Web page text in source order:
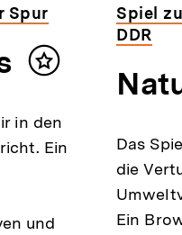
Spur
Inhalt
in den
Ein
und
Spiel
DDR
Das
die
Ein